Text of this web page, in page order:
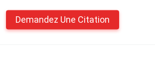
Demandez Une Citation